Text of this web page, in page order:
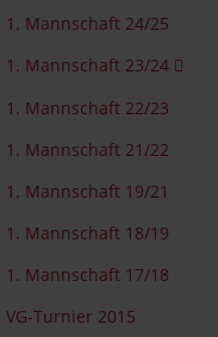
1. Mannschaft 24/25
1. Mannschaft 23/24
1. Mannschaft 22/23
1. Mannschaft 21/22
1. Mannschaft 19/21
1. Mannschaft 18/19
1. Mannschaft 17/18
VG-Turnier 2015